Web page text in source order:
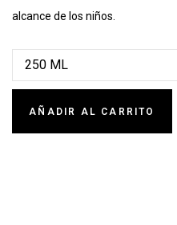
alcance de los niños.
AÑADIR AL CARRITO